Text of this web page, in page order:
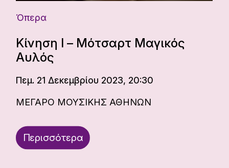
Όπερα
Κίνηση Ι – Μότσαρτ Μαγικός
Αυλός
Πεμ. 21 Δεκεμβρίου 2023, 20:30
ΜΕΓΑΡΟ ΜΟΥΣΙΚΗΣ ΑΘΗΝΩΝ
Περισσότερα